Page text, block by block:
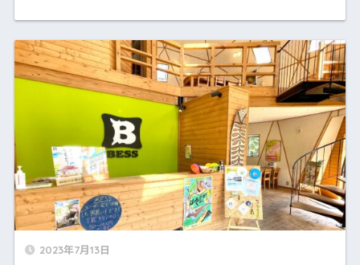
2023年7月13日